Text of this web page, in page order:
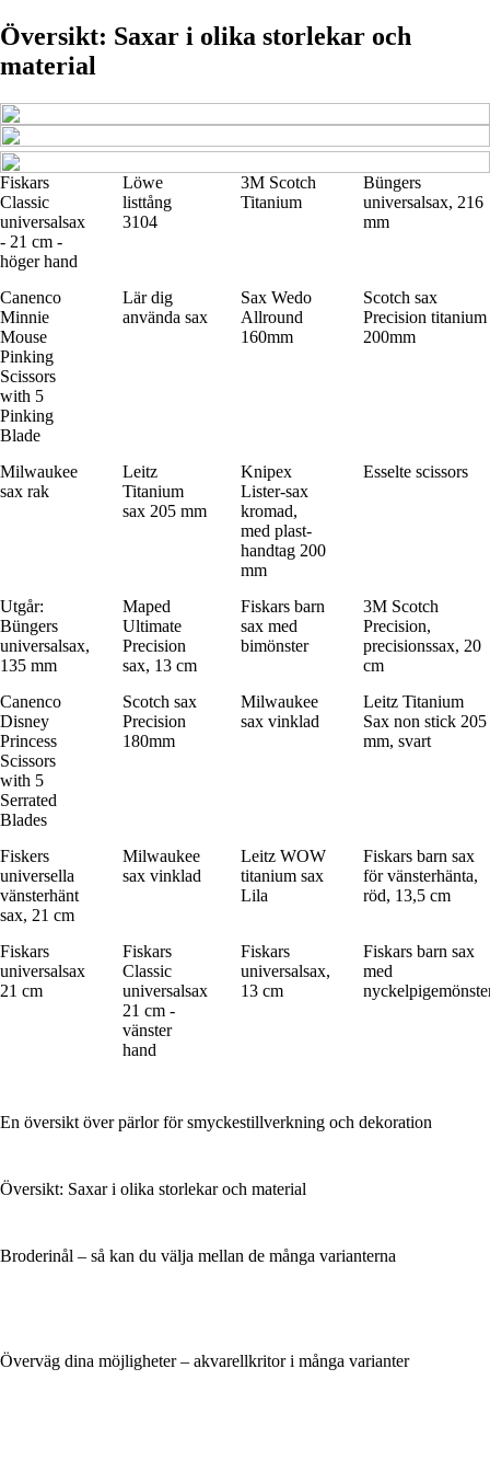
Översikt: Saxar i olika storlekar och
material
Fiskars
Classic
universalsax
- 21 cm -
höger hand
Löwe
listtång
3104
3M Scotch
Titanium
Büngers
universalsax, 216
mm
Canenco
Minnie
Mouse
Pinking
Scissors
with 5
Pinking
Blade
Lär dig
använda sax
Sax Wedo
Allround
160mm
Scotch sax
Precision titanium
200mm
Milwaukee
sax rak
Leitz
Titanium
sax 205 mm
Knipex
Lister-sax
kromad,
med plast-
handtag 200
mm
Esselte scissors
Utgår:
Büngers
universalsax,
135 mm
Maped
Ultimate
Precision
sax, 13 cm
Fiskars barn
sax med
bimönster
3M Scotch
Precision,
precisionssax, 20
cm
Canenco
Disney
Princess
Scissors
with 5
Serrated
Blades
Scotch sax
Precision
180mm
Milwaukee
sax vinklad
Leitz Titanium
Sax non stick 205
mm, svart
Fiskers
universella
vänsterhänt
sax, 21 cm
Milwaukee
sax vinklad
Leitz WOW
titanium sax
Lila
Fiskars barn sax
för vänsterhänta,
röd, 13,5 cm
Fiskars
universalsax
21 cm
Fiskars
Classic
universalsax
21 cm -
vänster
hand
Fiskars
universalsax,
13 cm
Fiskars barn sax
med
En översikt över pärlor för smyckestillverkning och dekoration
Översikt: Saxar i olika storlekar och material
Broderinål – så kan du välja mellan de många varianterna
Överväg dina möjligheter – akvarellkritor i många varianter